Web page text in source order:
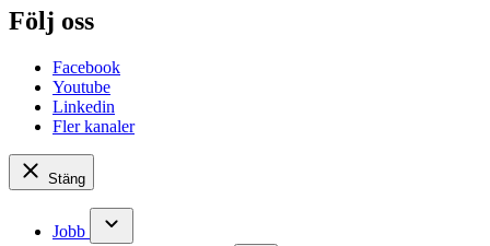
Följ oss
Facebook
Youtube
Linkedin
Fler kanaler
Stäng
Jobb